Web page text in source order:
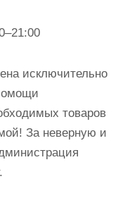
исключительно
товаров
За неверную и